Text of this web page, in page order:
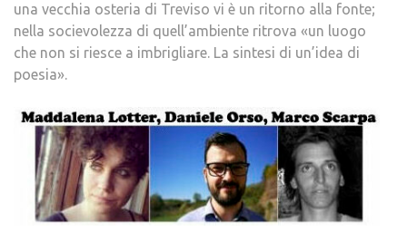
una vecchia osteria di Treviso vi è un ritorno alla fonte;
nella socievolezza di quell’ambiente ritrova «un luogo
che non si riesce a imbrigliare. La sintesi di un’idea di
poesia».